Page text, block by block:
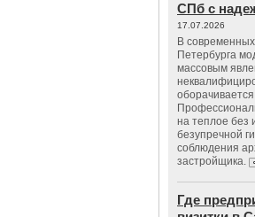
СПб с
17.07.2026
В
Петербурга
массовым
на теплое без
безупречной
соблюдения
застройщика.
Где